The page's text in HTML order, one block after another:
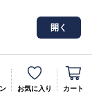
開く
お気に入り カート